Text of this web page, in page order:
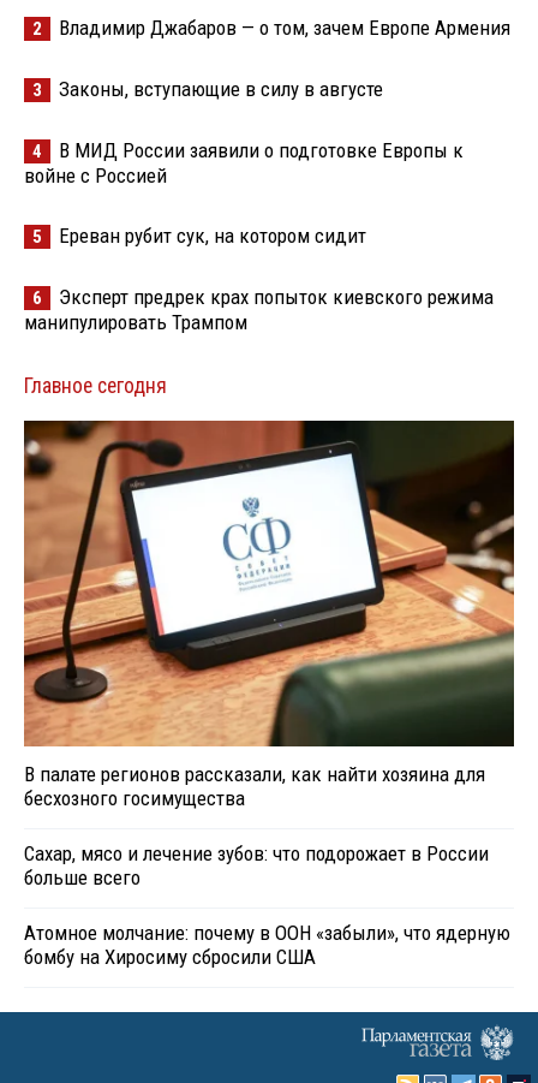
2 Владимир Джабаров — о том, зачем Европе Армения
3 Законы, вступающие в силу в августе
4
В МИД России заявили о подготовке Европы к
войне с Россией
5 Ереван рубит сук, на котором сидит
6
Эксперт предрек крах попыток киевского режима
манипулировать Трампом
Главное сегодня
В палате регионов рассказали, как найти хозяина для
бесхозного госимущества
Сахар, мясо и лечение зубов: что подорожает в России
больше всего
Атомное молчание: почему в ООН «забыли», что ядерную
бомбу на Хиросиму сбросили США